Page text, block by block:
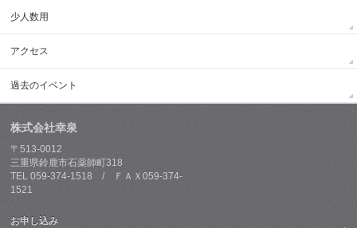
少人数用
アクセス
過去のイベント
株式会社幸泉
〒513-0012
三重県鈴鹿市石薬師町318
TEL 059-374-1518 / ＦＡＸ059-374-
1521
お申し込み